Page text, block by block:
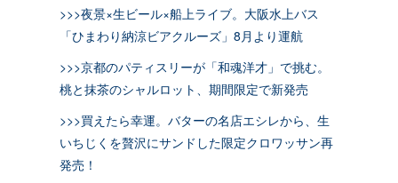
>>>夜景×生ビール×船上ライブ。大阪水上バス
「ひまわり納涼ビアクルーズ」8月より運航
>>>京都のパティスリーが「和魂洋才」で挑む。
桃と抹茶のシャルロット、期間限定で新発売
>>>買えたら幸運。バターの名店エシレから、生
いちじくを贅沢にサンドした限定クロワッサン再
発売！